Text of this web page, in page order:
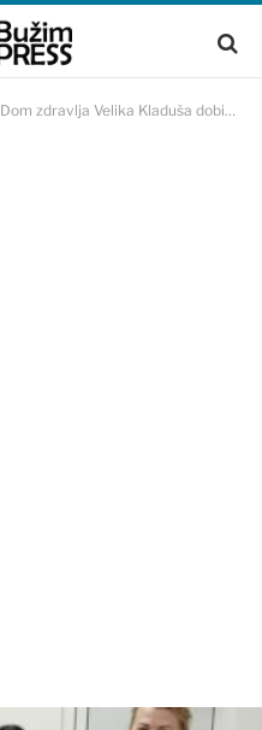
Dom zdravlja Velika Kladuša dobio novi ultrazvučni aparat